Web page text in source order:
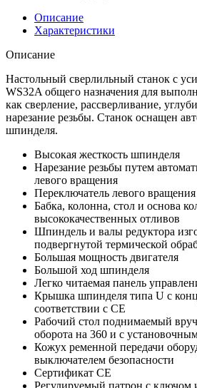
Описание
Характеристики
Описание
Настольный сверлильный станок с
WS32A общего назначения для
как сверление, рассверливание,
нарезание резьбы. Станок оснащен
шпинделя.
Высокая жесткость шпинделя
Нарезание резьбы путем
левого вращения
Переключатель левого вращения
Бабка, колонна, стол и основа
высококачественных отливов
Шпиндель и валы редуктора
подвергнутой термической
Большая мощность двигателя
Большой ход шпинделя
Легко читаемая панель
Крышка шпинделя типа U с
соответствии с CE
Рабочий стол поднимаемый
оборота на 360 и с
Кожух ременной передачи
выключателем безопасности
Сертификат CE
Регулируемый патрон с ключом